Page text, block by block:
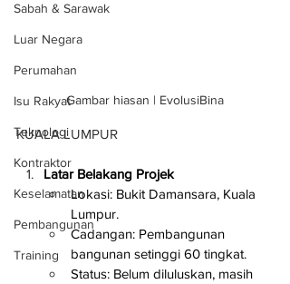
Sabah & Sarawak
Luar Negara
Perumahan
Isu Rakyat
Teknologi
Kontraktor
Keselamatan
Pembangunan
Training
Gambar hiasan | EvolusiBina
KUALA LUMPUR
Latar Belakang Projek
Lokasi: Bukit Damansara, Kuala
Lumpur.
Cadangan: Pembangunan
bangunan setinggi 60 tingkat.
Status: Belum diluluskan, masih